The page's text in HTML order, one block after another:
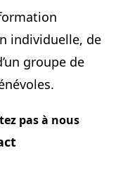
individuelle, de
groupe de
pas à nous